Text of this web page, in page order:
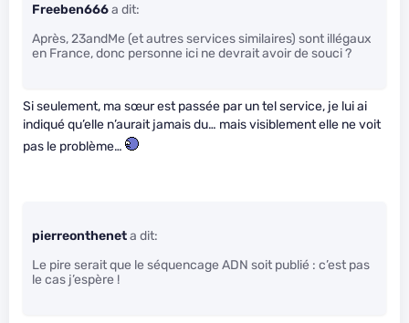
Freeben666a dit:
Après, 23andMe (et autres services similaires) sont illégaux
en France, donc personne ici ne devrait avoir de souci ?
Si seulement, ma sœur est passée par un tel service, je lui ai
indiqué qu’elle n’aurait jamais du… mais visiblement elle ne voit
pas le problème…
pierreontheneta dit:
Le pire serait que le séquencage ADN soit publié : c’est pas
le cas j’espère !